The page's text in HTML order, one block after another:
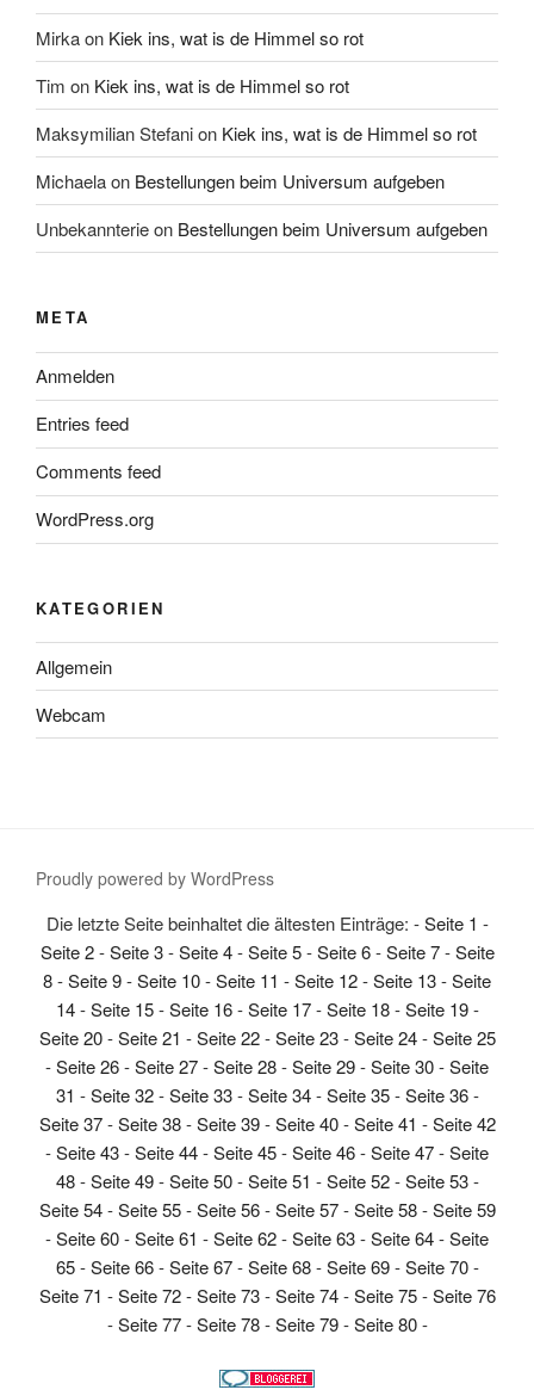
Mirkaon Kiek ins, wat is de Himmel so rot
Tim on Kiek ins, wat is de Himmel so rot
Maksymilian Stefanion Kiek ins, wat is de Himmel so rot
Michaelaon Bestellungen beim Universum aufgeben
Unbekannterieon Bestellungen beim Universum aufgeben
META
Anmelden
Entries feed
Comments feed
WordPress.org
KATEGORIEN
Allgemein
Webcam
Proudly powered by WordPress
Die letzte Seite beinhaltet die ältesten Einträge: -Seite 1 -
Seite 2-Seite 3-Seite 4-Seite 5-Seite 6-Seite 7-Seite
8-Seite 9-Seite 10-Seite 11 -Seite 12-Seite 13-Seite
14-Seite 15-Seite 16-Seite 17-Seite 18-Seite 19-
Seite 20-Seite 21 -Seite 22-Seite 23-Seite 24-Seite 25
-Seite 26-Seite 27-Seite 28-Seite 29-Seite 30-Seite
31 -Seite 32-Seite 33-Seite 34-Seite 35-Seite 36-
Seite 37-Seite 38-Seite 39-Seite 40-Seite 41 -Seite 42
-Seite 43-Seite 44-Seite 45-Seite 46-Seite 47-Seite
48-Seite 49-Seite 50-Seite 51 -Seite 52-Seite 53-
Seite 54-Seite 55-Seite 56-Seite 57-Seite 58-Seite 59
-Seite 60-Seite 61 -Seite 62-Seite 63-Seite 64-Seite
65-Seite 66-Seite 67-Seite 68-Seite 69-Seite 70-
Seite 71 -Seite 72-Seite 73-Seite 74-Seite 75-Seite 76
-Seite 77-Seite 78-Seite 79-Seite 80-